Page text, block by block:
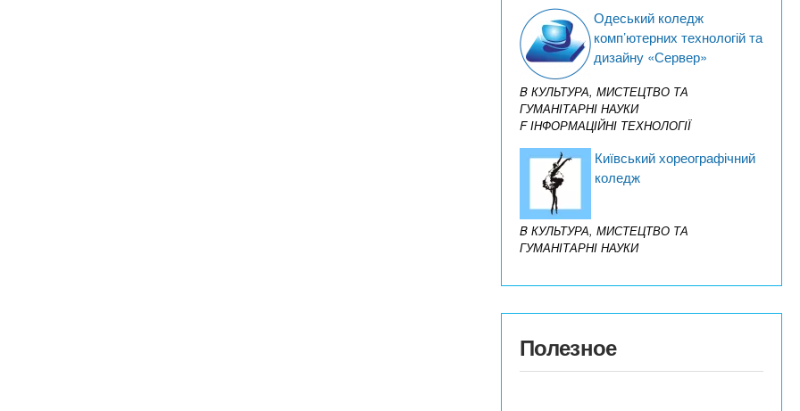
Одеський коледж
комп’ютерних технологій та
дизайну «Сервер»
B КУЛЬТУРА, МИСТЕЦТВО ТА
ГУМАНІТАРНІ НАУКИ
F ІНФОРМАЦІЙНІ ТЕХНОЛОГІЇ
Київський хореографічний
коледж
B КУЛЬТУРА, МИСТЕЦТВО ТА
ГУМАНІТАРНІ НАУКИ
Полезное